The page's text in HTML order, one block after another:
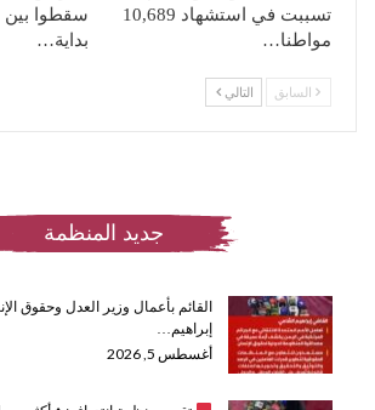
تسببت في استشهاد 10,689
مواطنا…
سقطوا بين
بداية…
السابق التالي
جديد المنظمة
القائم بأعمال وزير العدل وحقوق
إبراهيم…
أغسطس 5, 2026